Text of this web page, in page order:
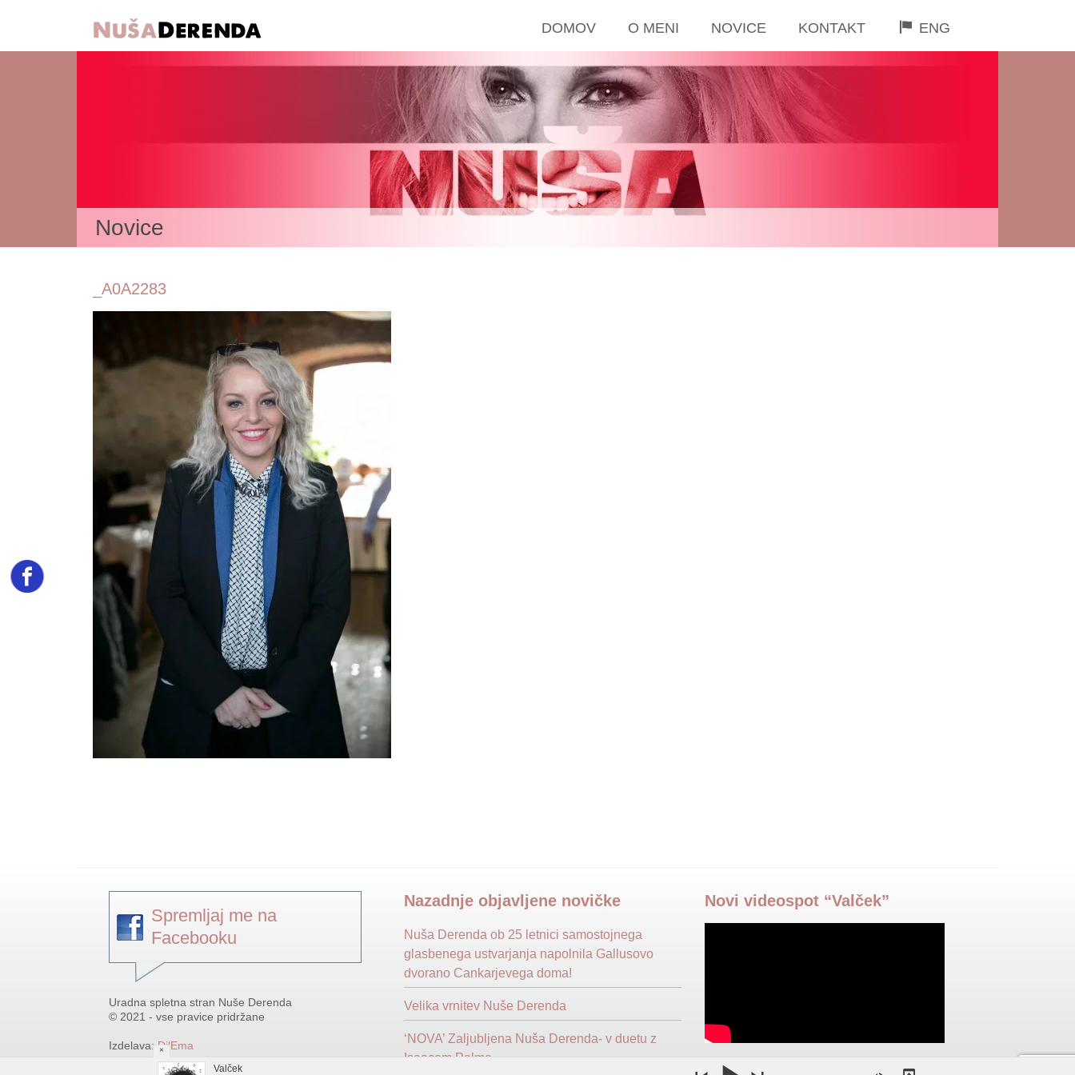
DOMOV O MENI NOVICE KONTAKT ENG
Novice
_A0A2283
Nazadnje objavljene novičke
Nuša Derenda ob 25 letnici samostojnega
glasbenega ustvarjanja napolnila Gallusovo
dvorano Cankarjevega doma!
Velika vrnitev Nuše Derenda
‘NOVA’ Zaljubljena Nuša Derenda- v duetu z
Isaacom Palmo
Novi videospot “Valček”
Spremljaj me na
Facebooku
Uradna spletna stran Nuše Derenda
© 2021 - vse pravice pridržane
Izdelava: DilEma
×
Valček